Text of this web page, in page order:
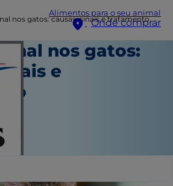
Alimentos para o seu animal
Onde comprar
nos gatos: causas, sinais e tratamento
nos gatos:
e